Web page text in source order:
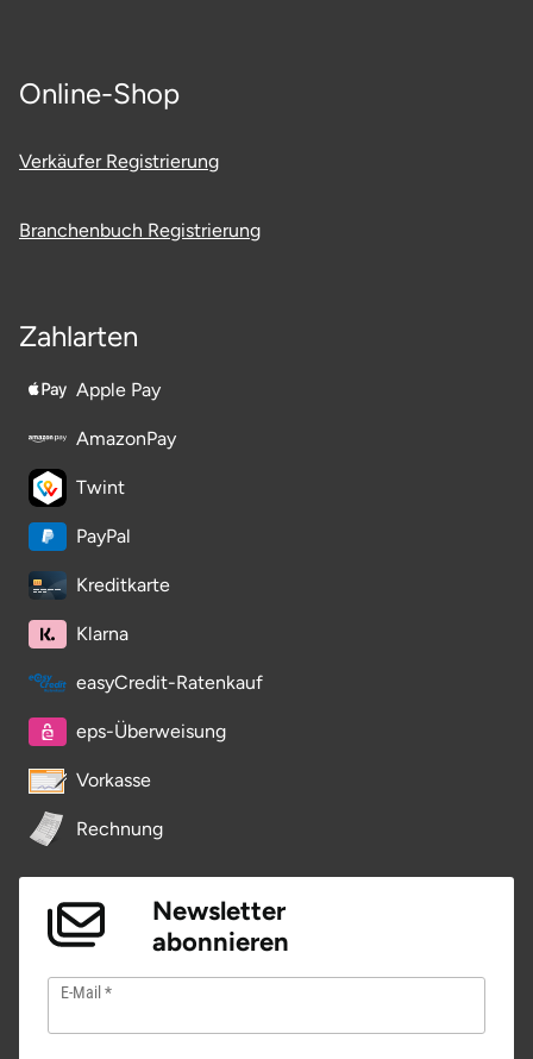
Online-Shop
Verkäufer Registrierung
Branchenbuch Registrierung
Zahlarten
Apple Pay
AmazonPay
Twint
PayPal
Kreditkarte
Klarna
easyCredit-Ratenkauf
eps-Überweisung
Vorkasse
Rechnung
Newsletter
abonnieren
E-Mail
Plön
Potsdam
Potsdam-Mittelmark
Regensburg
Rendsburg Eckernförde
Rheine
Rostock
Rottweil
Rügen